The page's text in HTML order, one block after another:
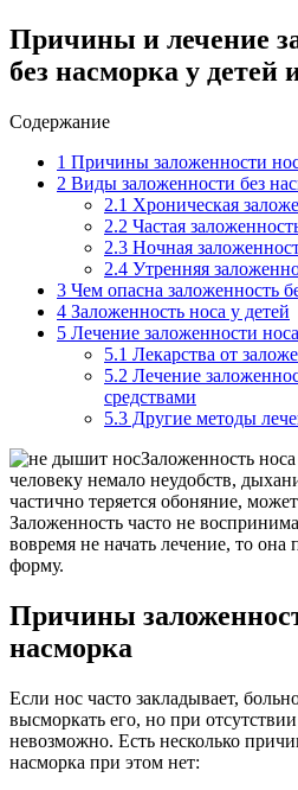
Причины и лечение
без насморка у детей
Содержание
1 Причины заложенности
2 Виды заложенности без
2.1 Хроническая
2.2 Частая
2.3 Ночная
2.4 Утренняя
3 Чем опасна заложенность
4 Заложенность носа у детей
5 Лечение заложенности
5.1 Лекарства от
5.2 Лечение
средствами
5.3 Другие методы
Заложенность
человеку немало неудобств,
частично теряется обоняние,
Заложенность часто не
вовремя не начать лечение, то она
форму.
Причины
насморка
Если нос часто закладывает,
высморкать его, но при
невозможно. Есть несколько
насморка при этом нет: